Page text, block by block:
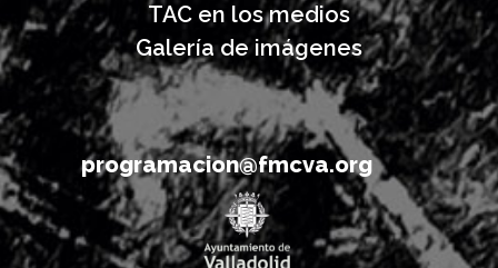
TAC en los medios
Galería de imágenes
programacion@fmcva.org